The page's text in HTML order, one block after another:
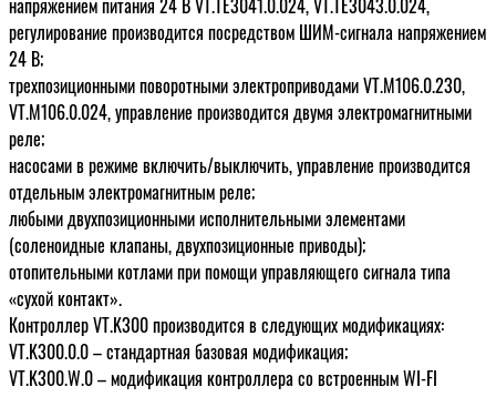
регулирование производится посредством ШИМ-сигнала напряжением
24 В;
трехпозиционными поворотными электроприводами VT.M106.0.230,
VT.M106.0.024, управление производится двумя электромагнитными
реле;
насосами в режиме включить/выключить, управление производится
отдельным электромагнитным реле;
любыми двухпозиционными исполнительными элементами
(соленоидные клапаны, двухпозиционные приводы);
отопительными котлами при помощи управляющего сигнала типа
«сухой контакт».
Контроллер VT.K300 производится в следующих модификациях:
VT.K300.0.0 – стандартная базовая модификация;
VT.K300.W.0 – модификация контроллера со встроенным WI-FI